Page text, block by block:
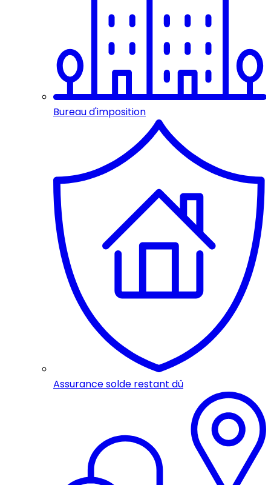
Bureau d'imposition
Assurance solde restant dû